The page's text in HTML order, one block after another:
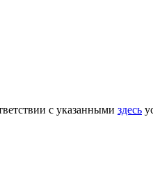
с указанными здесь